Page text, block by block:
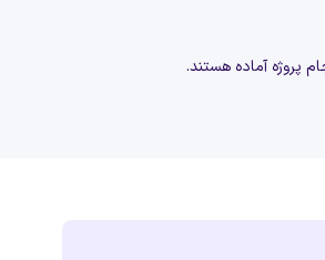
پروژه آماده هستند.